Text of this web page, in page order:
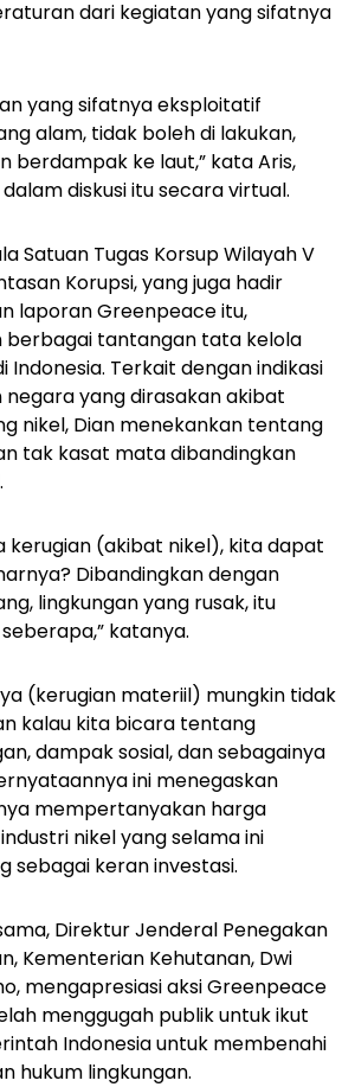
dari kegiatan yang sifatnya
yang sifatnya eksploitatif
alam, tidak boleh di lakukan,
berdampak ke laut,” kata Aris,
diskusi itu secara virtual.
Satuan Tugas Korsup Wilayah V
Korupsi, yang juga hadir
laporan Greenpeace itu,
berbagai tantangan tata kelola
Terkait dengan indikasi
yang dirasakan akibat
nikel, Dian menekankan tentang
tak kasat mata dibandingkan
kerugian (akibat nikel), kita dapat
Dibandingkan dengan
lingkungan yang rusak, itu
katanya.
(kerugian materiil) mungkin tidak
kalau kita bicara tentang
dampak sosial, dan sebagainya
ini menegaskan
mempertanyakan harga
nikel yang selama ini
sebagai keran investasi.
Direktur Jenderal Penegakan
Kementerian Kehutanan, Dwi
mengapresiasi aksi Greenpeace
menggugah publik untuk ikut
Indonesia untuk membenahi
hukum lingkungan.